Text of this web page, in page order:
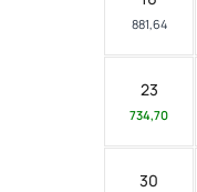
881,64
23
734,70
30